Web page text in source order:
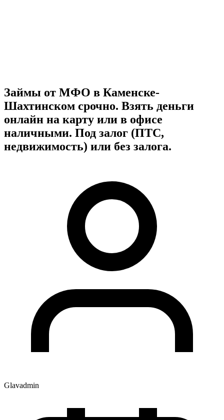
Займы от МФО в Каменске-
Шахтинском срочно. Взять деньги
онлайн на карту или в офисе
наличными. Под залог (ПТС,
недвижимость) или без залога.
Glavadmin